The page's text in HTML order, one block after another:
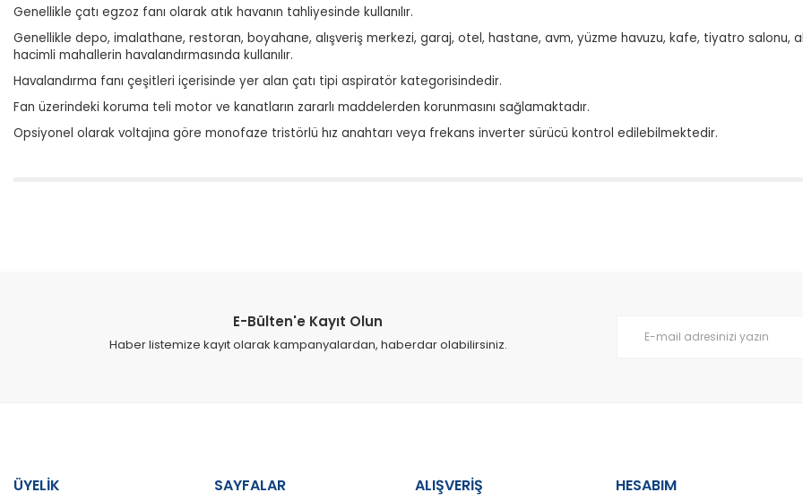
Genellikle çatı egzoz fanı olarak atık havanın tahliyesinde kullanılır.
Genellikle depo, imalathane, restoran, boyahane, alışveriş merkezi, garaj, otel, hastane, avm, yüzme havuzu, kafe, tiyatro
hacimli mahallerin havalandırmasında kullanılır.
Havalandırma fanı çeşitleri içerisinde yer alan çatı tipi aspiratör kategorisindedir.
Fan üzerindeki koruma teli motor ve kanatların zararlı maddelerden korunmasını sağlamaktadır.
Opsiyonel olarak voltajına göre monofaze tristörlü hız anahtarı veya frekans inverter sürücü kontrol edilebilmektedir.
Ürün fiyatı diğer sitelerden daha pahalı.
Gönder
E-Bülten'e Kayıt Olun
Haber listemize kayıt olarak kampanyalardan, haberdar olabilirsiniz.
ÜYELİK SAYFALAR ALIŞVERİŞ HESABIM